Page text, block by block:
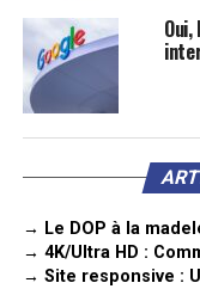
→ Le DOP à la
→ 4K/Ultra HD :
→ Site responsive :